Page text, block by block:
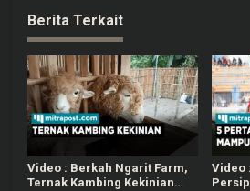
Berita Terkait
Video : Berkah Ngarit Farm,
Ternak Kambing Kekinian
Video